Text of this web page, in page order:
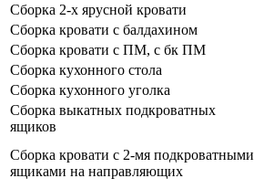
Сборка 2-х ярусной кровати
Сборка кровати с балдахином
Сборка кровати с ПМ, с бк ПМ
Сборка кухонного стола
Сборка кухонного уголка
Сборка выкатных подкроватных
ящиков
Сборка кровати с 2-мя подкроватными
ящиками на направляющих